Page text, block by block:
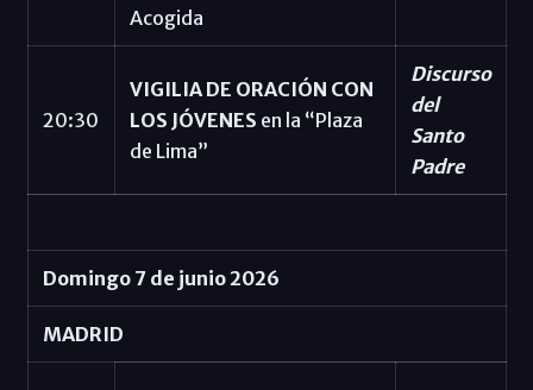
Acogida
20:30
VIGILIA DE ORACIÓN CON
LOS JÓVENES en la “Plaza
de Lima”
Discurso
del
Santo
Padre
Domingo 7 de junio 2026
MADRID